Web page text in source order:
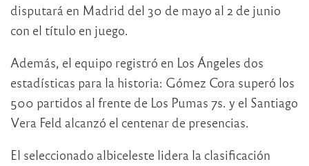
disputará en Madrid del 30 de mayo al 2 de junio
con el título en juego.
Además, el equipo registró en Los Ángeles dos
estadísticas para la historia: Gómez Cora superó los
500 partidos al frente de Los Pumas 7s. y el Santiago
Vera Feld alcanzó el centenar de presencias.
El seleccionado albiceleste lidera la clasificación